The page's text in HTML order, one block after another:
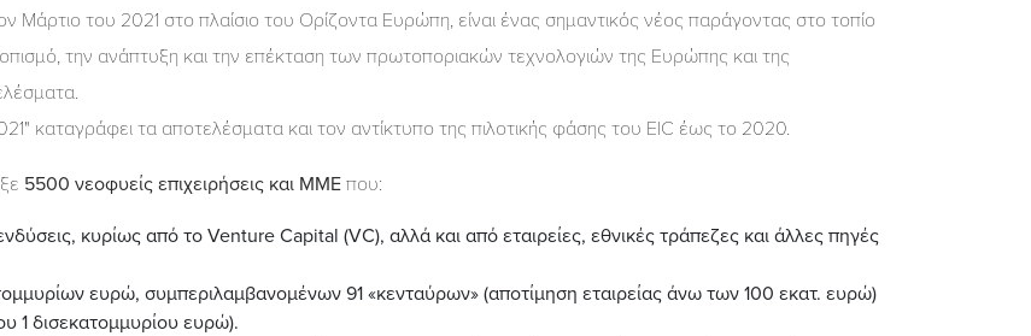
Μάρτιο του 2021 στο πλαίσιο του Ορίζοντα Ευρώπη, είναι ένας σημαντικός νέος παράγοντας στο τοπίο
την ανάπτυξη και την επέκταση των πρωτοποριακών τεχνολογιών της Ευρώπης και της
καταγράφει τα αποτελέσματα και τον αντίκτυπο της πιλοτικής φάσης του EIC έως το 2020.
5500 νεοφυείς επιχειρήσεις και ΜΜΕ που:
κυρίως από το Venture Capital (VC), αλλά και από εταιρείες, εθνικές τράπεζες και άλλες πηγές
ευρώ, συμπεριλαμβανομένων 91 «κενταύρων» (αποτίμηση εταιρείας άνω των 100 εκατ. ευρώ)
1 δισεκατομμυρίου ευρώ).